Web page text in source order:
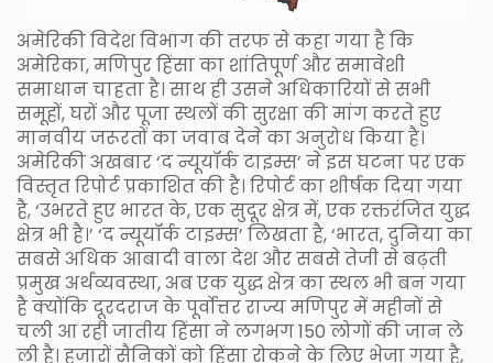
अमेरिकी विदेश विभाग की तरफ से कहा गया है कि
अमेरिका, मणिपुर हिंसा का शांतिपूर्ण और समावेशी
समाधान चाहता है। साथ ही उसने अधिकारियों से सभी
समूहों, घरों और पूजा स्थलों की सुरक्षा की मांग करते हुए
मानवीय जरूरतों का जवाब देने का अनुरोध किया है।
अमेरिकी अखबार ‘द न्यूयॉर्क टाइम्स’ ने इस घटना पर एक
विस्तृत रिपोर्ट प्रकाशित की है। रिपोर्ट का शीर्षक दिया गया
है, ‘उभरते हुए भारत के, एक सुदूर क्षेत्र में, एक रक्तरंजित युद्ध
क्षेत्र भी है।’ ‘द न्यूयॉर्क टाइम्स’ लिखता है, ‘भारत, दुनिया का
सबसे अधिक आबादी वाला देश और सबसे तेजी से बढ़ती
प्रमुख अर्थव्यवस्था, अब एक युद्ध क्षेत्र का स्थल भी बन गया
है क्योंकि दूरदराज के पूर्वोत्तर राज्य मणिपुर में महीनों से
चली आ रही जातीय हिंसा ने लगभग 150 लोगों की जान ले
ली है। हजारों सैनिकों को हिंसा रोकने के लिए भेजा गया है,